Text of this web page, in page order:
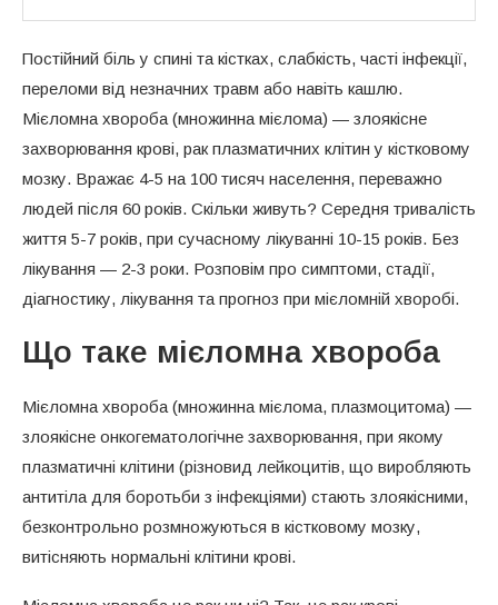
Підтримуюча терапія
Прогноз та тривалість життя
Профілактика
Постійний біль у спині та кістках, слабкість, часті інфекції,
переломи від незначних травм або навіть кашлю.
Мієломна хвороба (множинна мієлома) — злоякісне
захворювання крові, рак плазматичних клітин у кістковому
мозку. Вражає 4-5 на 100 тисяч населення, переважно
людей після 60 років. Скільки живуть? Середня тривалість
життя 5-7 років, при сучасному лікуванні 10-15 років. Без
лікування — 2-3 роки. Розповім про симптоми, стадії,
діагностику, лікування та прогноз при мієломній хворобі.
Що таке мієломна хвороба
Мієломна хвороба (множинна мієлома, плазмоцитома) —
злоякісне онкогематологічне захворювання, при якому
плазматичні клітини (різновид лейкоцитів, що виробляють
антитіла для боротьби з інфекціями) стають злоякісними,
безконтрольно розмножуються в кістковому мозку,
витісняють нормальні клітини крові.